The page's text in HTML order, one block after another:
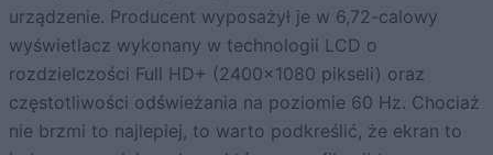
urządzenie. Producent wyposażył je w 6,72-calowy
wyświetlacz wykonany w technologii LCD o
rozdzielczości Full HD+ (2400×1080 pikseli) oraz
częstotliwości odświeżania na poziomie 60 Hz. Chociaż
nie brzmi to najlepiej, to warto podkreślić, że ekran to